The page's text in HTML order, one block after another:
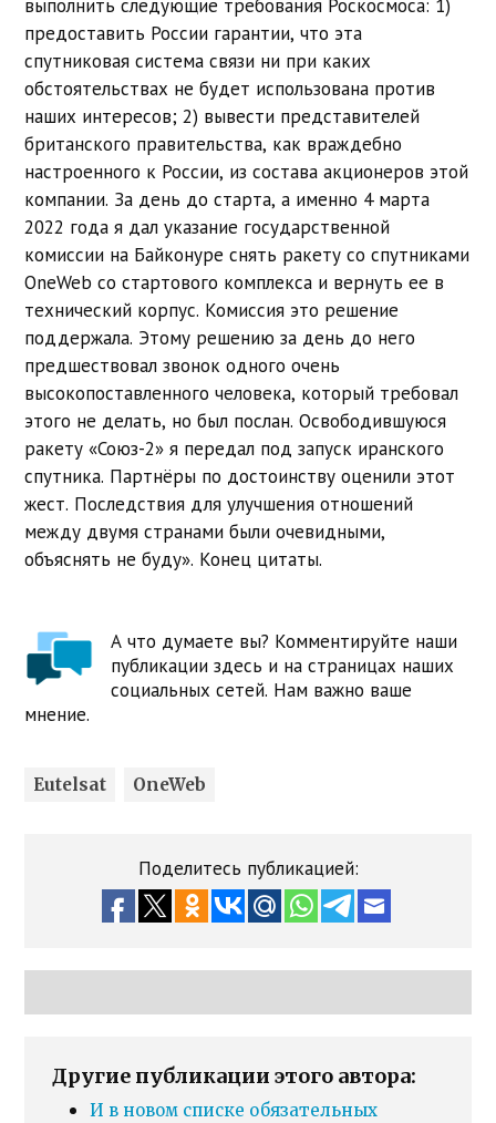
выполнить следующие требования Роскосмоса: 1)
предоставить России гарантии, что эта
спутниковая система связи ни при каких
обстоятельствах не будет использована против
наших интересов; 2) вывести представителей
британского правительства, как враждебно
настроенного к России, из состава акционеров этой
компании. За день до старта, а именно 4 марта
2022 года я дал указание государственной
комиссии на Байконуре снять ракету со спутниками
OneWeb со стартового комплекса и вернуть ее в
технический корпус. Комиссия это решение
поддержала. Этому решению за день до него
предшествовал звонок одного очень
высокопоставленного человека, который требовал
этого не делать, но был послан. Освободившуюся
ракету «Союз-2» я передал под запуск иранского
спутника. Партнёры по достоинству оценили этот
жест. Последствия для улучшения отношений
между двумя странами были очевидными,
объяснять не буду». Конец цитаты.
А что думаете вы? Комментируйте наши
публикации здесь и на страницах наших
социальных сетей. Нам важно ваше
мнение.
Eutelsat OneWeb
Поделитесь публикацией:
Другие публикации этого автора:
И в новом списке обязательных